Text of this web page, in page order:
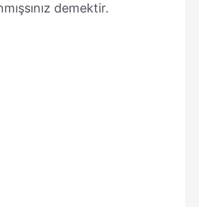
demektir.